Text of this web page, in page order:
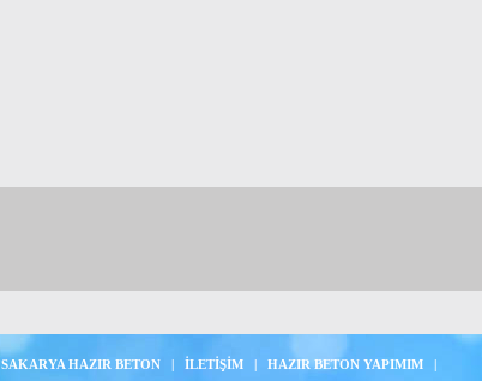
SAKARYA HAZIR BETON| İLETİŞİM| HAZIR BETON YAPIMIM|